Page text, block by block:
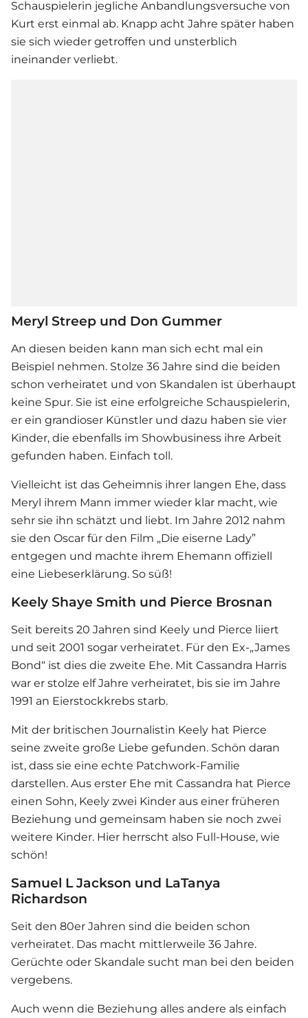
Schauspielerin jegliche Anbandlungsversuche von
Kurt erst einmal ab. Knapp acht Jahre später haben
sie sich wieder getroffen und unsterblich
ineinander verliebt.
Meryl Streep und Don Gummer
An diesen beiden kann man sich echt mal ein
Beispiel nehmen. Stolze 36 Jahre sind die beiden
schon verheiratet und von Skandalen ist überhaupt
keine Spur. Sie ist eine erfolgreiche Schauspielerin,
er ein grandioser Künstler und dazu haben sie vier
Kinder, die ebenfalls im Showbusiness ihre Arbeit
gefunden haben. Einfach toll.
Vielleicht ist das Geheimnis ihrer langen Ehe, dass
Meryl ihrem Mann immer wieder klar macht, wie
sehr sie ihn schätzt und liebt. Im Jahre 2012 nahm
sie den Oscar für den Film „Die eiserne Lady”
entgegen und machte ihrem Ehemann offiziell
eine Liebeserklärung. So süß!
Keely Shaye Smith und Pierce Brosnan
Seit bereits 20 Jahren sind Keely und Pierce liiert
und seit 2001 sogar verheiratet. Für den Ex-„James
Bond“ ist dies die zweite Ehe. Mit Cassandra Harris
war er stolze elf Jahre verheiratet, bis sie im Jahre
1991 an Eierstockkrebs starb.
Mit der britischen Journalistin Keely hat Pierce
seine zweite große Liebe gefunden. Schön daran
ist, dass sie eine echte Patchwork-Familie
darstellen. Aus erster Ehe mit Cassandra hat Pierce
einen Sohn, Keely zwei Kinder aus einer früheren
Beziehung und gemeinsam haben sie noch zwei
weitere Kinder. Hier herrscht also Full-House, wie
schön!
Samuel L Jackson und LaTanya
Richardson
Seit den 80er Jahren sind die beiden schon
verheiratet. Das macht mittlerweile 36 Jahre.
Gerüchte oder Skandale sucht man bei den beiden
vergebens.
Auch wenn die Beziehung alles andere als einfach